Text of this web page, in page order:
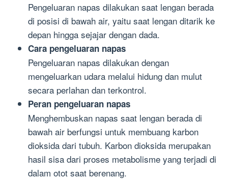
Pengeluaran napas dilakukan saat lengan berada
di posisi di bawah air, yaitu saat lengan ditarik ke
depan hingga sejajar dengan dada.
Cara pengeluaran napas
Pengeluaran napas dilakukan dengan
mengeluarkan udara melalui hidung dan mulut
secara perlahan dan terkontrol.
Peran pengeluaran napas
Menghembuskan napas saat lengan berada di
bawah air berfungsi untuk membuang karbon
dioksida dari tubuh. Karbon dioksida merupakan
hasil sisa dari proses metabolisme yang terjadi di
dalam otot saat berenang.